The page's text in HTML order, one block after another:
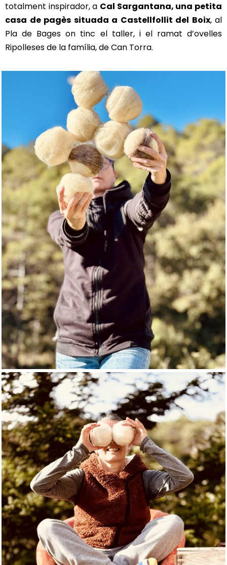
totalment inspirador, a Cal Sargantana, una petita
casa de pagès situada a Castellfollit del Boix, al
Pla de Bages on tinc el taller, i el ramat d’ovelles
Ripolleses de la família, de Can Torra.